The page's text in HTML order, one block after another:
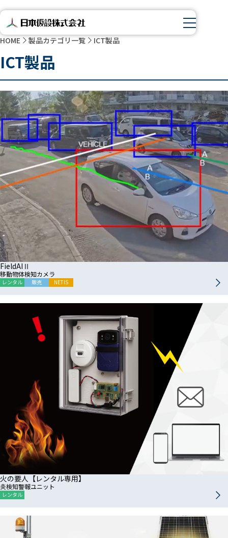
HOME 製品カテゴリ一覧 ICT製品
ICT製品
FieldAIⅡ
移動物体検知カメラ
レンタル 販売 NETIS
火の要人【レンタル専用】
炎検知警報ユニット
レンタル